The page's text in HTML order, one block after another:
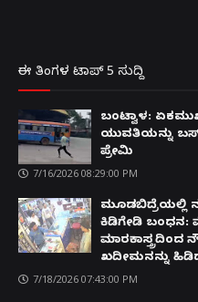
ಈ ತಿಂಗಳ ಟಾಪ್ 5 ಸುದ್ದಿ
ಬಂಟ್ವಾಳ:
ಯುವತಿಯನ್ನು ಬಸ್
ಪ್ರೇಮಿ
7/16/2026 08:29:00 PM
ಮೂಡಬಿದ್ರೆಯಲ್ಲಿ
ಕಿಡಿಗೇಡಿ ಬಂಧನ:
ಮಾರಕಾಸ್ತ್ರದಿಂದ
ಖದೀಮನನ್ನು ಹಿಡಿದ
7/18/2026 07:43:00 PM